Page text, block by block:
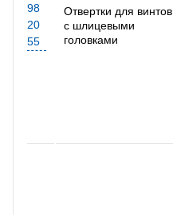
98
20
55
Отвертки для винтов
с шлицевыми
головками